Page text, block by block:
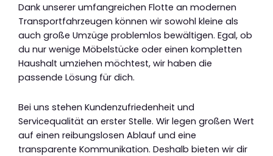
Dank unserer umfangreichen Flotte an modernen
Transportfahrzeugen können wir sowohl kleine als
auch große Umzüge problemlos bewältigen. Egal, ob
du nur wenige Möbelstücke oder einen kompletten
Haushalt umziehen möchtest, wir haben die
passende Lösung für dich.
Bei uns stehen Kundenzufriedenheit und
Servicequalität an erster Stelle. Wir legen großen Wert
auf einen reibungslosen Ablauf und eine
transparente Kommunikation. Deshalb bieten wir dir